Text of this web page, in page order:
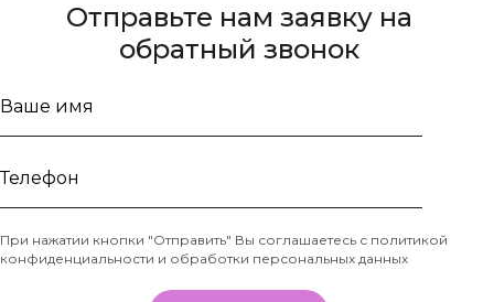
Отправьте нам заявку на
обратный звонок
Ваше
Телефон
*
При нажатии кнопки "Отправить" Вы соглашаетесь с политикой
конфиденциальности и обработки персональных данных